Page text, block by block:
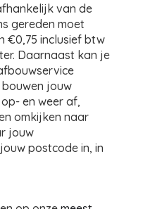
van de
gereden moet
€0,75 inclusief btw
Daarnaast kan je
jouw
en weer af,
omkijken naar
jouw
postcode in, in